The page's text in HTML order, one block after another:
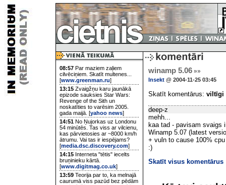
08:57 Par maziem zaļiem
cilvēciņiem. Skatīt multenes...
[www.greenman.ru]
13:15 Zvaigžņu karu jaunākā
epizode sauksies Star Wars:
Revenge of the Sith un
noskatīties to varēsim 2005.
gada maijā. [yahoo news]
14:51 No Ņujorkas uz Londonu
54 minūtēs. Tas viss ar vilcienu,
kas pārvietosies ar ~8000 km/h
ātrumu. Vai tas ir iespējams?
[media.dsc.discovery.com]
14:15 Interneta "tētis" iecelts
bruņinieku kārtā.
[www.digitmag.co.uk]
13:59 Teorija par to, ka melnajā
caurumā viss pazūd bez pēdām
winamp 5.06 »»
Insekt @ 2004-11-25 03:45
Skatīt komentārus: viltīgi
deep-z
mehh...
kaa tad - pavisam svaigs
Winamp 5.07 (latest
+ vuln to cause 100%
:)
Skatīt visus komentārus